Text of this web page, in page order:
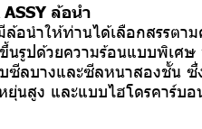
ล้อนำ
อนำให้ท่านได้เลือกสรรตา
นรูปด้วยความร้อนแบบพิเศ
บซีลบางและซีลหนาสองชั้น
นสูง และแบบไฮโดรคาร์บอ